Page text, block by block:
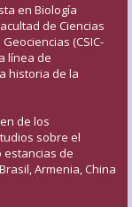
en Biología
de Ciencias
(CSIC-
línea de
historia de la
de los
sobre el
estancias de
Armenia, China